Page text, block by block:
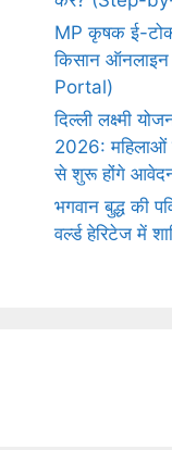
MP कृषक ई-
किसान
Portal)
दिल्ली लक्ष्मी
2026: महिलाओं
से शुरू होंगे
भगवान बुद्ध की
वर्ल्ड हेरिटेज में